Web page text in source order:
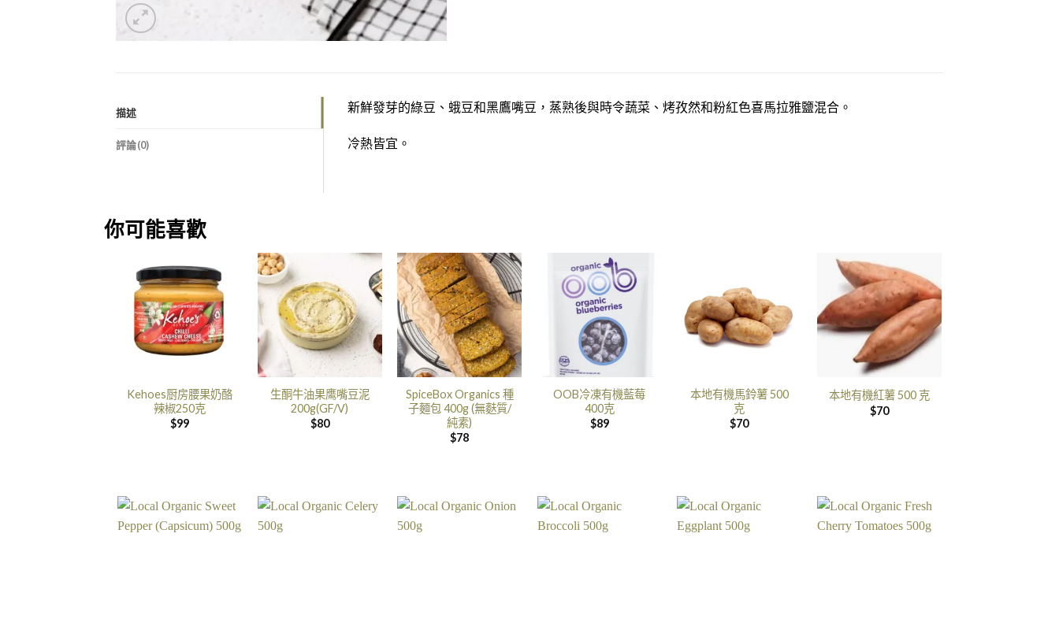
描述
評論(0)
新鮮發芽的綠豆、蛾豆和黑鷹嘴豆，蒸熟後與時令蔬菜、烤孜然和粉紅色喜馬拉雅鹽混合。
冷熱皆宜。
你可能喜歡
Kehoes厨房腰果奶酪
辣椒250克
$99
生酮牛油果鹰嘴豆泥
200g(GF/V)
$80
SpiceBox Organics 種
子麵包 400g (無麩質/
純素)
$78
OOB冷凍有機藍莓
400克
$89
本地有機馬鈴薯 500
克
$70
本地有機紅薯 500 克
$70